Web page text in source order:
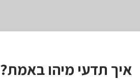
איך תדעי מיהו באמת?